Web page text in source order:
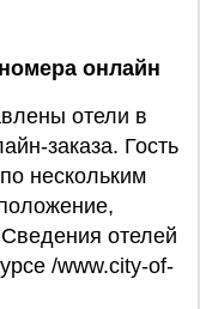
онлайн
отели в
заказа. Гость
нескольким
отелей
/www.city-of-